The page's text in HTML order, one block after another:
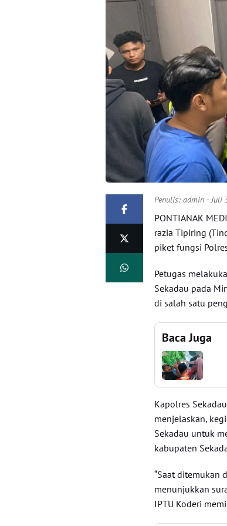
Penulis:admin - Juli
PONTIANAK
razia Tipiring
piket fungsi
Petugas
Sekadau pada
di salah satu
Baca Juga
Kapolres
menjelaskan,
Sekadau untuk
kabupaten
“Saat ditemukan
menunjukkan
IPTU Koderi